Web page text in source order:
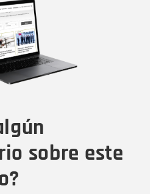
sobre este